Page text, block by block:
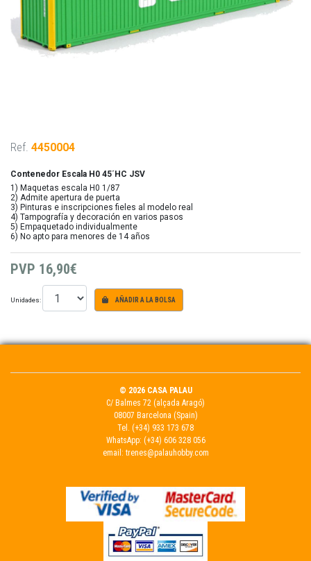
Ref. 4450004
Contenedor Escala H0 45´HC JSV
1) Maquetas escala H0 1/87
2) Admite apertura de puerta
3) Pinturas e inscripciones fieles al modelo real
4) Tampografía y decoración en varios pasos
5) Empaquetado individualmente
6) No apto para menores de 14 años
PVP 16,90€
Unidades: AÑADIR A LA BOLSA
© 2026 CASA PALAU
C/ Balmes 72 (alçada Aragó)
08007 Barcelona (Spain)
Tel. (+34) 933 173 678
WhatsApp: (+34) 606 328 056
email: trenes@palauhobby.com